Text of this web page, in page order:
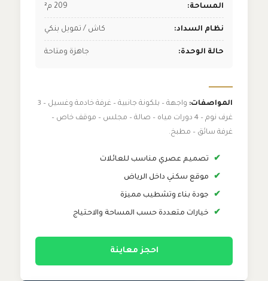
المساحة: 209 م²
نظام السداد: كاش / تمويل بنكي
حالة الوحدة: جاهزة ومتاحة
المواصفات:
واجهة – بلكونة جانبية – غرفة خادمة وغسيل – 3
غرف نوم – 4 دورات مياه – صالة – مجلس – موقف خاص –
غرفة سائق – مطبخ.
✔ تصميم عصري مناسب للعائلات
✔ موقع سكني داخل الرياض
✔ جودة بناء وتشطيب مميزة
✔ خيارات متعددة حسب المساحة والاحتياج
احجز معاينة